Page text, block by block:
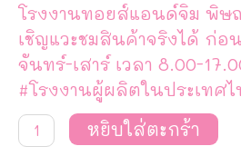
โรงงานทอยส์แอนด์จิม พิษ
เชิญแวะชมสินค้าจริงได้ ก่อ
จันทร์-เสาร์ เวลา 8.00-
#โรงงานผู้ผลิตในประเทศไ
จำนวน
เครื่อง
หยิบใส่ตะกร้า